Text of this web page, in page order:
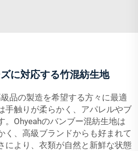
に対応する竹混紡生地
品の製造を希望する方々に最適
手触りが柔らかく、アパレルやブ
。Ohyeahのバンブー混紡生地は
く、高級ブランドからも好まれて
により、衣類が自然と新鮮な状態